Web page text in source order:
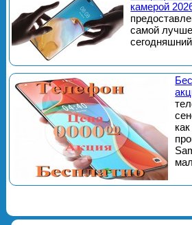
камерой
самой